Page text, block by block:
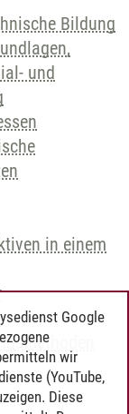
Bildung
und
in einem
Google
wir
(YouTube,
Diese